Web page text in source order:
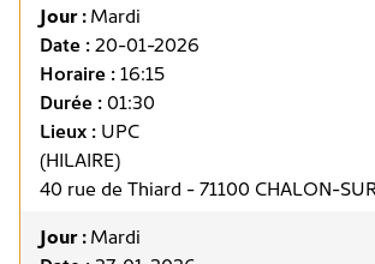
Jour :Mardi
Date :20-01-2026
Horaire :16:15
Durée :01:30
Lieux : UPC
(HILAIRE)
40 rue de Thiard - 71100 CHALON-
Jour :Mardi